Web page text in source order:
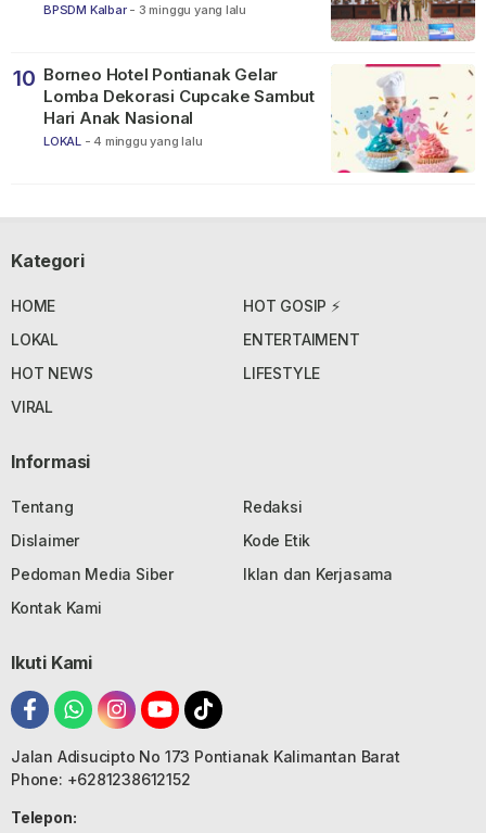
BPSDM Kalbar - 3 minggu yang lalu
10 Borneo Hotel Pontianak Gelar
Lomba Dekorasi Cupcake Sambut
Hari Anak Nasional
LOKAL - 4 minggu yang lalu
Kategori
HOME
HOT GOSIP ⚡
LOKAL
ENTERTAIMENT
HOT NEWS
LIFESTYLE
VIRAL
Informasi
Tentang
Redaksi
Dislaimer
Kode Etik
Pedoman Media Siber
Iklan dan Kerjasama
Kontak Kami
Ikuti Kami
Jalan Adisucipto No 173 Pontianak Kalimantan Barat
Phone: +6281238612152
Telepon: